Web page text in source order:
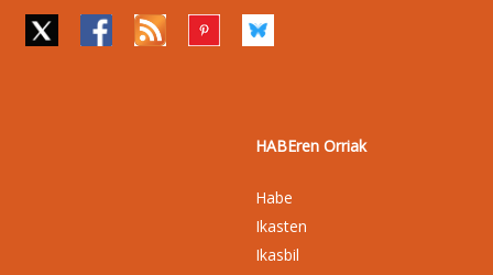
HABEren Orriak
Habe
Ikasten
Ikasbil